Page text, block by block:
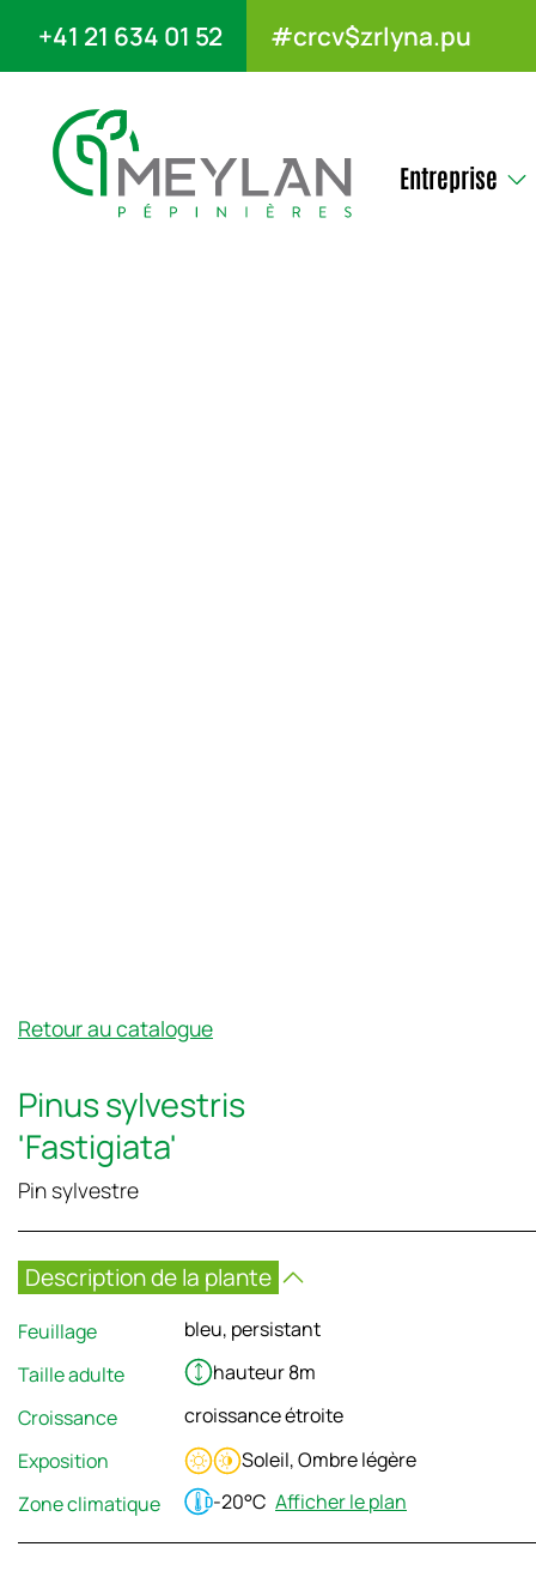
+41 21 634 01 52 #crcv$zrlyna.pu
Entreprise
Retour au catalogue
Pinus sylvestris
'Fastigiata'
Pin sylvestre
Description de la plante
Feuillage
bleu, persistant
Taille adulte
hauteur 8m
Croissance
croissance étroite
Exposition
Soleil, Ombre légère
Zone climatique
-20°C Afficher le plan